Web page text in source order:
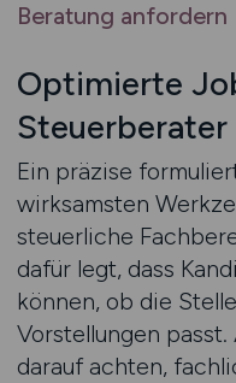
Beratung anfordern
Optimierte
Steuerberater
Ein präzise
wirksamsten
steuerliche
dafür legt, dass
können, ob die
Vorstellungen
darauf achten,